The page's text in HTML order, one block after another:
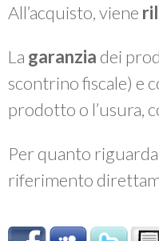
All’acquisto, viene
La garanzia dei
scontrino fiscale) e
prodotto o l’usura,
Per quanto riguarda
riferimento